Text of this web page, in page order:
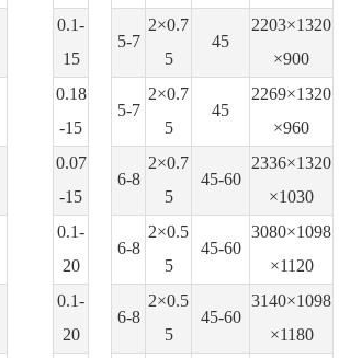
0.1-
15
5-7
2×0.7
5
45
2203×1320
×900
0.18
-15
5-7
2×0.7
5
45
2269×1320
×960
0.07
-15
6-8
2×0.7
5
45-60
2336×1320
×1030
0.1-
20
6-8
2×0.5
5
45-60
3080×1098
×1120
0.1-
20
6-8
2×0.5
5
45-60
3140×1098
×1180